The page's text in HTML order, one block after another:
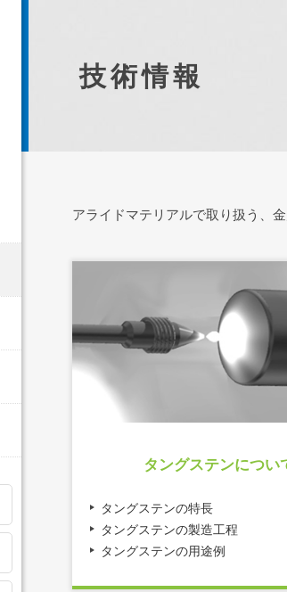
技術情報
アライドマテリアルで取り扱う、
タングステンについ
タングステンの特長
タングステンの製造工程
タングステンの用途例